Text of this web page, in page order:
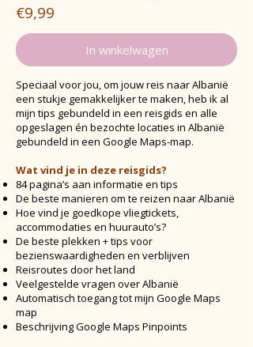
€9,99
In winkelwagen
Speciaal voor jou, om jouw reis naar Albanië
een stukje gemakkelijker te maken, heb ik al
mijn tips gebundeld in een reisgids en alle
opgeslagen én bezochte locaties in Albanië
gebundeld in een Google Maps-map.
Wat vind je in deze reisgids?
84 pagina’s aan informatie en tips
De beste manieren om te reizen naar Albanië
Hoe vind je goedkope vliegtickets,
accommodaties en huurauto’s?
De beste plekken + tips voor
bezienswaardigheden en verblijven
Reisroutes door het land
Veelgestelde vragen over Albanië
Automatisch toegang tot mijn Google Maps
map
Beschrijving Google Maps Pinpoints